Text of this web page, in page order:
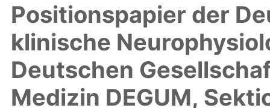
Positionspapier der
klinische
Deutschen
Medizin DEGUM,